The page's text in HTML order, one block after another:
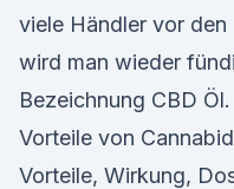
viele Händler vor
wird man wieder
Bezeichnung CBD
Vorteile von
Vorteile, Wirkung,